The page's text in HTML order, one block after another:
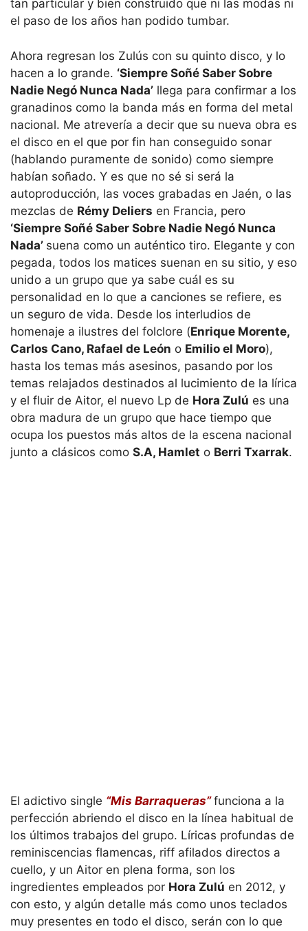
tan particular y bien construido que ni las modas ni
el paso de los años han podido tumbar.
Ahora regresan los Zulús con su quinto disco, y lo
hacen a lo grande. ‘Siempre Soñé Saber Sobre
Nadie Negó Nunca Nada’ llega para confirmar a los
granadinos como la banda más en forma del metal
nacional. Me atrevería a decir que su nueva obra es
el disco en el que por fin han conseguido sonar
(hablando puramente de sonido) como siempre
habían soñado. Y es que no sé si será la
autoproducción, las voces grabadas en Jaén, o las
mezclas de Rémy Deliers en Francia, pero
‘Siempre Soñé Saber Sobre Nadie Negó Nunca
Nada’ suena como un auténtico tiro. Elegante y con
pegada, todos los matices suenan en su sitio, y eso
unido a un grupo que ya sabe cuál es su
personalidad en lo que a canciones se refiere, es
un seguro de vida. Desde los interludios de
homenaje a ilustres del folclore (Enrique Morente,
Carlos Cano, Rafael de León o Emilio el Moro),
hasta los temas más asesinos, pasando por los
temas relajados destinados al lucimiento de la lírica
y el fluir de Aitor, el nuevo Lp de Hora Zulú es una
obra madura de un grupo que hace tiempo que
ocupa los puestos más altos de la escena nacional
junto a clásicos como S.A, Hamlet o Berri Txarrak.
El adictivo single “Mis Barraqueras” funciona a la
perfección abriendo el disco en la línea habitual de
los últimos trabajos del grupo. Líricas profundas de
reminiscencias flamencas, riff afilados directos a
cuello, y un Aitor en plena forma, son los
ingredientes empleados por Hora Zulú en 2012, y
con esto, y algún detalle más como unos teclados
muy presentes en todo el disco, serán con lo que